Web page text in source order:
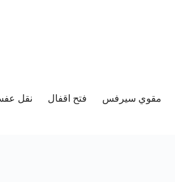
مقوي سيرفس فتح اقفال نقل